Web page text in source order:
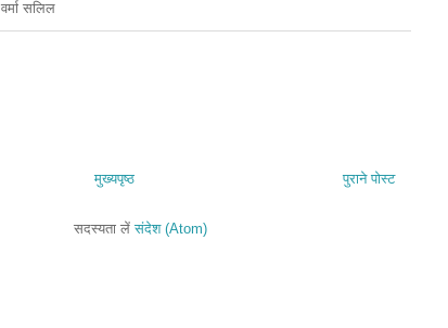
सलिल
पुराने पोस्ट
मुख्यपृष्ठ
सदस्यता लेंसंदेश (Atom)